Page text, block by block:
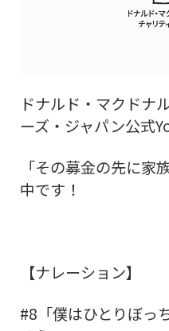
ドナルド・マクドナ
ーズ・ジャパン公式
「その募金の先に家
中です！
【ナレーション】
#8「僕はひとりぼっ